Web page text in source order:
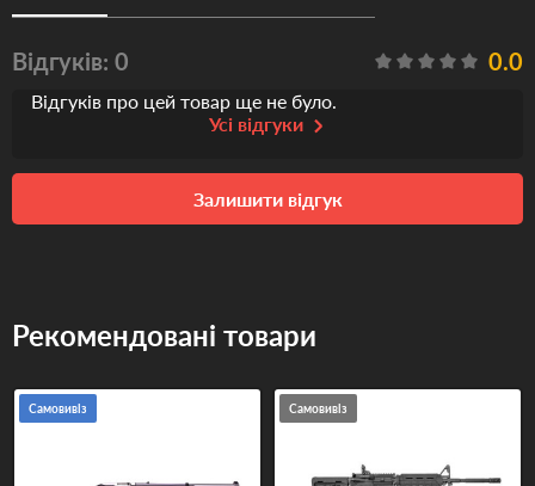
Відгуків: 0 0.0
Відгуків про цей товар ще не було.
Усі відгуки
Залишити відгук
Рекомендовані товари
Самовивіз Самовивіз